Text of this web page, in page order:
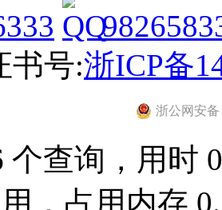
书号:浙ICP备
浙公网安备
个查询，用时
，占用内存